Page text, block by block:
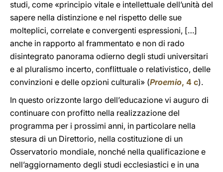
studi, come «principio vitale e intellettuale dell’unità del
sapere nella distinzione e nel rispetto delle sue
molteplici, correlate e convergenti espressioni, […]
anche in rapporto al frammentato e non di rado
disintegrato panorama odierno degli studi universitari
e al pluralismo incerto, conflittuale o relativistico, delle
convinzioni e delle opzioni culturali» (Proemio, 4 c).
In questo orizzonte largo dell’educazione vi auguro di
continuare con profitto nella realizzazione del
programma per i prossimi anni, in particolare nella
stesura di un Direttorio, nella costituzione di un
Osservatorio mondiale, nonché nella qualificazione e
nell’aggiornamento degli studi ecclesiastici e in una